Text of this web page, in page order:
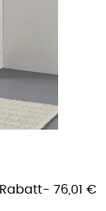
Rabatt- 76,01 €